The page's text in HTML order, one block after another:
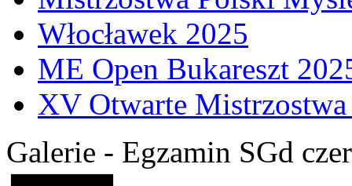
Włocławek 2025
ME Open Bukareszt
XV Otwarte
Galerie - Egzamin SGd